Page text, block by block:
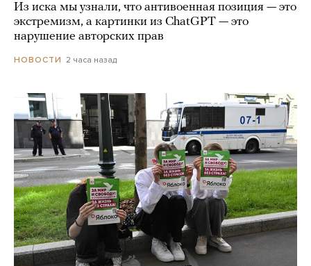
Из иска мы узнали, что антивоенная позиция — это
экстремизм, а картинки из СhatGPT — это
нарушение авторских прав
НОВОСТИ 2 часа назад